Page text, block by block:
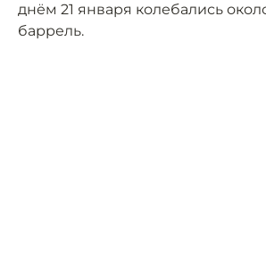
днём 21 января колебались
баррель.